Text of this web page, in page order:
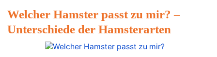
Welcher Hamster passt zu mir? –
Unterschiede der Hamsterarten